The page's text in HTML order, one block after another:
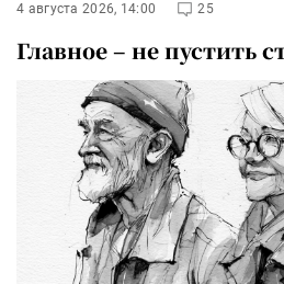
4 августа 2026, 14:00 25
Главное – не пустить